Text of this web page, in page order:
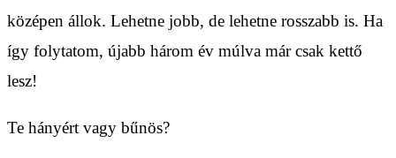
középen állok. Lehetne jobb, de lehetne rosszabb is. Ha
így folytatom, újabb három év múlva már csak kettő
lesz!
Te hányért vagy bűnös?